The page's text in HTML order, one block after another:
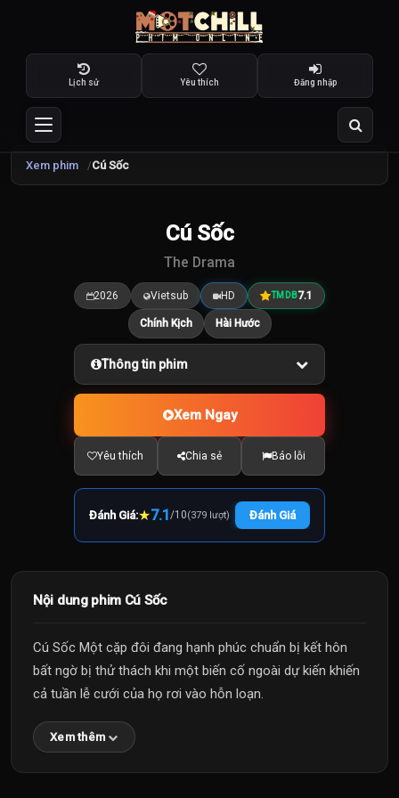
Lịch sử Yêu thích Đăng nhập
Xem phim Cú Sốc
Cú Sốc
The Drama
2026 Vietsub HD TMDB7.1
Chính Kịch Hài Hước
Thông tin phim
Xem Ngay
Yêu thích Chia sẻ Báo lỗi
Đánh Giá:★7.1/10(379 lượt) Đánh Giá
Nội dung phim Cú Sốc
Cú Sốc Một cặp đôi đang hạnh phúc chuẩn bị kết hôn
bất ngờ bị thử thách khi một biến cố ngoài dự kiến khiến
cả tuần lễ cưới của họ rơi vào hỗn loạn.
Xem thêm